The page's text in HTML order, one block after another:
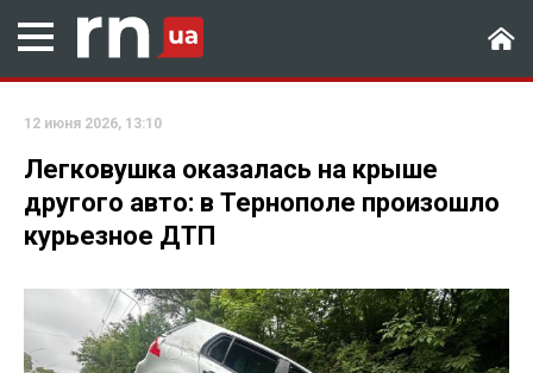
12 июня 2026, 13:10
Легковушка оказалась на крыше
другого авто: в Тернополе произошло
курьезное ДТП